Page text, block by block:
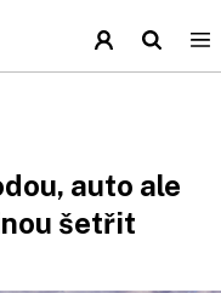
auto ale
šetřit